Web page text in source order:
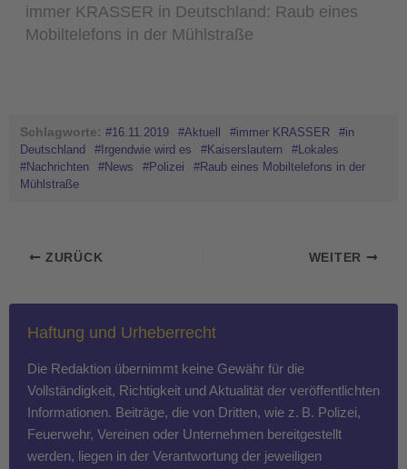
immer KRASSER in Deutschland: Raub eines
Mobiltelefons in der Mühlstraße
Schlagworte: #16.11.2019 #Aktuell #immer KRASSER
#in
Deutschland
#Irgendwie wird es #Kaiserslautern
#Lokales
#Nachrichten
#News #Polizei
#Raub eines Mobiltelefons in der
Mühlstraße
ZURÜCK WEITER
Haftung und Urheberrecht
Die Redaktion übernimmt keine Gewähr für die
Vollständigkeit, Richtigkeit und Aktualität der veröffentlichten
Informationen. Beiträge, die von Dritten, wie z. B. Polizei,
Feuerwehr, Vereinen oder Unternehmen bereitgestellt
werden, liegen in der Verantwortung der jeweiligen